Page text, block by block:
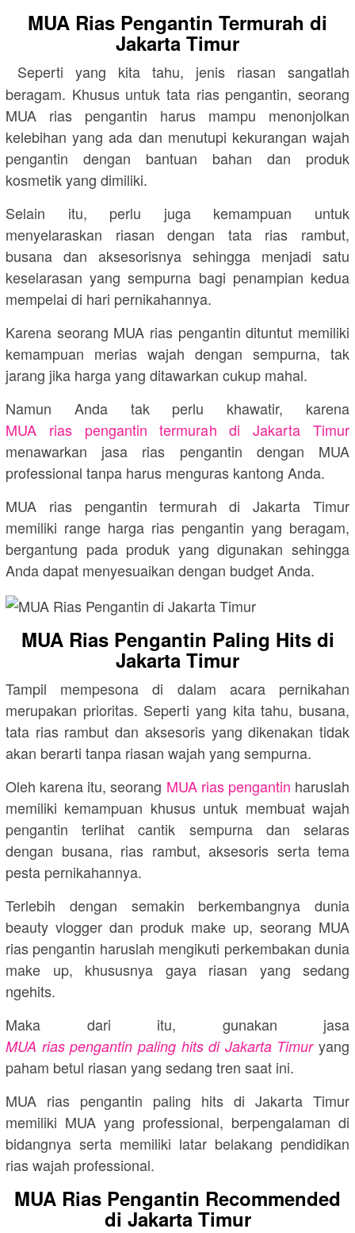
MUA Rias Pengantin Termurah di
Jakarta Timur
Seperti yang kita tahu, jenis riasan sangatlah
beragam. Khusus untuk tata rias pengantin, seorang
MUA rias pengantin harus mampu menonjolkan
kelebihan yang ada dan menutupi kekurangan wajah
pengantin dengan bantuan bahan dan produk
kosmetik yang dimiliki.
Selain itu, perlu juga kemampuan untuk
menyelaraskan riasan dengan tata rias rambut,
busana dan aksesorisnya sehingga menjadi satu
keselarasan yang sempurna bagi penampian kedua
mempelai di hari pernikahannya.
Karena seorang MUA rias pengantin dituntut memiliki
kemampuan merias wajah dengan sempurna, tak
jarang jika harga yang ditawarkan cukup mahal.
Namun Anda tak perlu khawatir, karena
MUA rias pengantin termurah di Jakarta Timur
menawarkan jasa rias pengantin dengan MUA
professional tanpa harus menguras kantong Anda.
MUA rias pengantin termurah di Jakarta Timur
memiliki range harga rias pengantin yang beragam,
bergantung pada produk yang digunakan sehingga
Anda dapat menyesuaikan dengan budget Anda.
MUA Rias Pengantin Paling Hits di
Jakarta Timur
Tampil mempesona di dalam acara pernikahan
merupakan prioritas. Seperti yang kita tahu, busana,
tata rias rambut dan aksesoris yang dikenakan tidak
akan berarti tanpa riasan wajah yang sempurna.
Oleh karena itu, seorang MUA rias pengantin haruslah
memiliki kemampuan khusus untuk membuat wajah
pengantin terlihat cantik sempurna dan selaras
dengan busana, rias rambut, aksesoris serta tema
pesta pernikahannya.
Terlebih dengan semakin berkembangnya dunia
beauty vlogger dan produk make up, seorang MUA
rias pengantin haruslah mengikuti perkembakan dunia
make up, khususnya gaya riasan yang sedang
ngehits.
Maka dari itu, gunakan jasa
MUA rias pengantin paling hits di Jakarta Timuryang
paham betul riasan yang sedang tren saat ini.
MUA rias pengantin paling hits di Jakarta Timur
memiliki MUA yang professional, berpengalaman di
bidangnya serta memiliki latar belakang pendidikan
rias wajah professional.
MUA Rias Pengantin Recommended
di Jakarta Timur